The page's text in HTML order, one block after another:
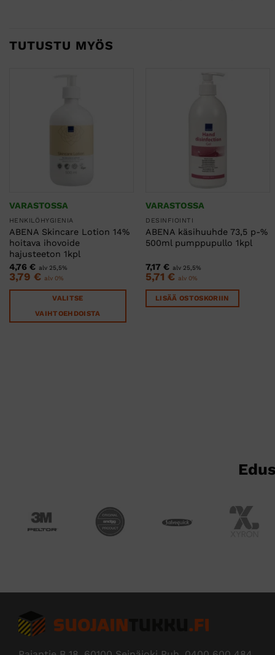
TUTUSTU MYÖS
VARASTOSSA
HENKILÖHYGIENIA
ABENA Skincare Lotion 14%
hoitava ihovoide
hajusteeton 1kpl
4,76 € alv 25,5%
3,79 € alv 0%
VALITSE
VAIHTOEHDOISTA
VARASTOSSA
DESINFIOINTI
ABENA käsihuuhde 73,5 p-%
500ml pumppupullo 1kpl
7,17€ alv 25,5%
5,71€ alv 0%
LISÄÄ OSTOSKORIIN